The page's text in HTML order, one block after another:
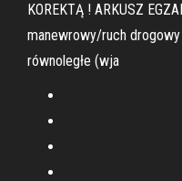
KOREKTĄ ! ARKUSZ
manewrowy/ruch
równoległe (wja